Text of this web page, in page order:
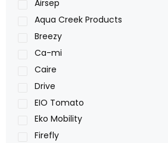
Airsep
Aqua Creek Products
Breezy
Ca-mi
Caire
Drive
EIO Tomato
Eko Mobility
Firefly